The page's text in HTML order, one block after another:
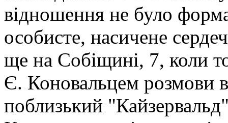
відношення не було
особисте, насичене
ще на Собіщині, 7, коли
Є. Коновальцем розмови
поблизький